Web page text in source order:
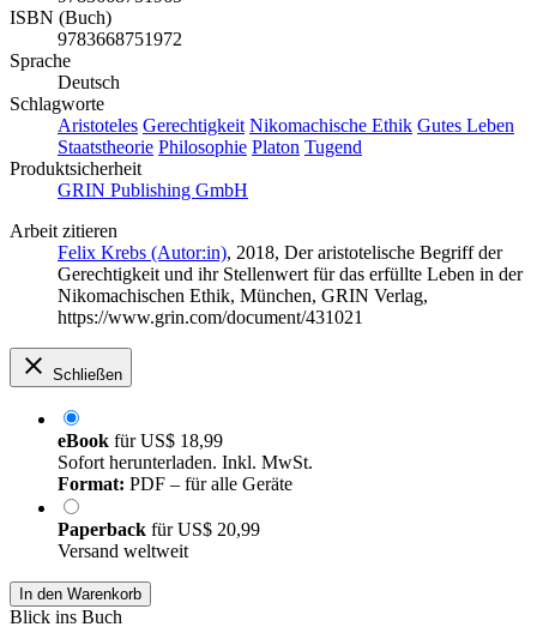
ISBN (Buch)
9783668751972
Sprache
Deutsch
Schlagworte
Aristoteles Gerechtigkeit Nikomachische Ethik Gutes Leben
Staatstheorie Philosophie Platon Tugend
Produktsicherheit
GRIN Publishing GmbH
Arbeit zitieren
Felix Krebs (Autor:in), 2018, Der aristotelische Begriff der
Gerechtigkeit und ihr Stellenwert für das erfüllte Leben in der
Nikomachischen Ethik, München, GRIN Verlag,
https://www.grin.com/document/431021
Schließen
eBook fürUS$ 18,99
Sofort herunterladen. Inkl. MwSt.
Format: PDF – für alle Geräte
Paperback fürUS$ 20,99
Versand weltweit
In den Warenkorb
Blick ins Buch